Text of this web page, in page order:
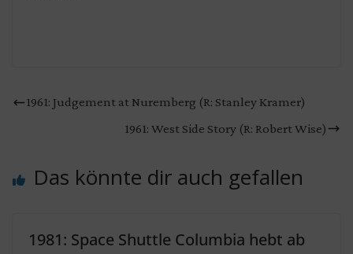
1961: Judgement at Nuremberg (R: Stanley Kramer)
1961: West Side Story (R: Robert Wise)
Das könnte dir auch gefallen
1981: Space Shuttle Columbia hebt ab